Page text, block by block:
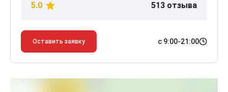
5.0 513 отзыва
Оставить заявку с 9:00-21:00